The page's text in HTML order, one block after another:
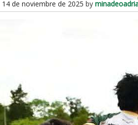
14 de noviembre de 2025 by